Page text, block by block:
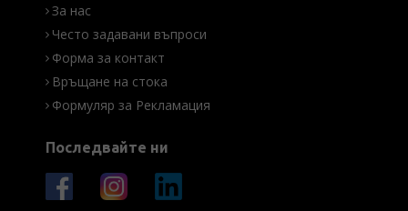
За нас
Често задавани въпроси
Форма за контакт
Връщане на стока
Формуляр за Рекламация
Последвайте ни